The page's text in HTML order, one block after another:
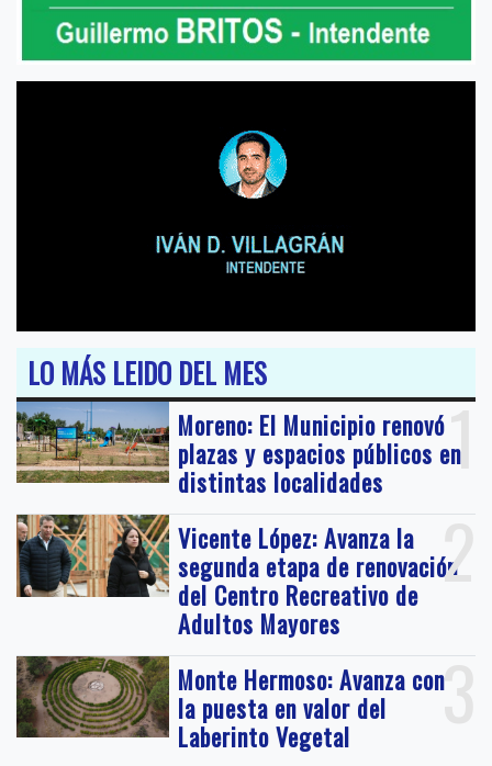
LO MÁS LEIDO DEL MES
1
Moreno: El Municipio renovó
plazas y espacios públicos en
distintas localidades
2
Vicente López: Avanza la
segunda etapa de renovación
del Centro Recreativo de
Adultos Mayores
3
Monte Hermoso: Avanza con
la puesta en valor del
Laberinto Vegetal